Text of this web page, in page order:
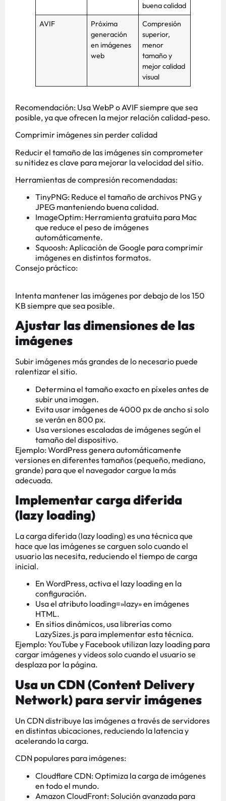
buena calidad
AVIF
Próxima
generación
en imágenes
web
Compresión
superior,
menor
tamaño y
mejor calidad
visual
Recomendación: Usa WebP o AVIF siempre que sea
posible, ya que ofrecen la mejor relación calidad-peso.
Comprimir imágenes sin perder calidad
Reducir el tamaño de las imágenes sin comprometer
su nitidez es clave para mejorar la velocidad del sitio.
Herramientas de compresión recomendadas:
TinyPNG: Reduce el tamaño de archivos PNG y
JPEG manteniendo buena calidad.
ImageOptim: Herramienta gratuita para Mac
que reduce el peso de imágenes
automáticamente.
Squoosh: Aplicación de Google para comprimir
imágenes en distintos formatos.
Consejo práctico:
Intenta mantener las imágenes por debajo de los 150
KB siempre que sea posible.
Ajustar las dimensiones de las
imágenes
Subir imágenes más grandes de lo necesario puede
ralentizar el sitio.
Determina el tamaño exacto en píxeles antes de
subir una imagen.
Evita usar imágenes de 4000 px de ancho si solo
se verán en 800 px.
Usa versiones escaladas de imágenes según el
tamaño del dispositivo.
Ejemplo: WordPress genera automáticamente
versiones en diferentes tamaños (pequeño, mediano,
grande) para que el navegador cargue la más
adecuada.
Implementar carga diferida
(lazy loading)
La carga diferida (lazy loading) es una técnica que
hace que las imágenes se carguen solo cuando el
usuario las necesita, reduciendo el tiempo de carga
inicial.
En WordPress, activa el lazy loading en la
configuración.
Usa el atributo loading=»lazy» en imágenes
HTML.
En sitios dinámicos, usa librerías como
LazySizes.js para implementar esta técnica.
Ejemplo: YouTube y Facebook utilizan lazy loading para
cargar imágenes y videos solo cuando el usuario se
desplaza por la página.
Usa un CDN (Content Delivery
Network) para servir imágenes
Un CDN distribuye las imágenes a través de servidores
en distintas ubicaciones, reduciendo la latencia y
acelerando la carga.
CDN populares para imágenes:
Cloudflare CDN: Optimiza la carga de imágenes
en todo el mundo.
Amazon CloudFront: Solución avanzada para